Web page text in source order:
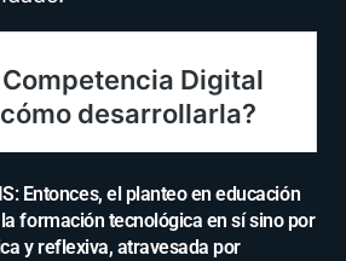
Entonces, el planteo en educación
formación tecnológica en sí sino por
y reflexiva, atravesada por